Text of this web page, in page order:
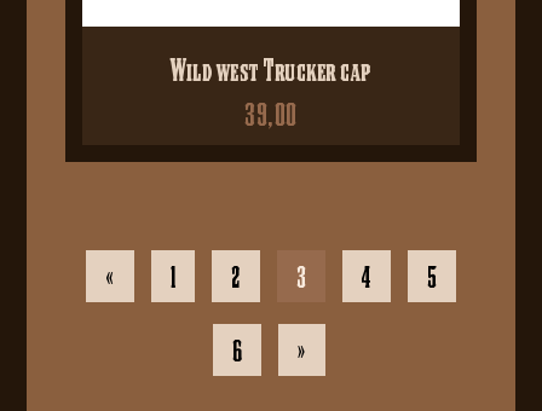
Wild west Trucker cap
39,00
« 1 2 3 4 5
6 »